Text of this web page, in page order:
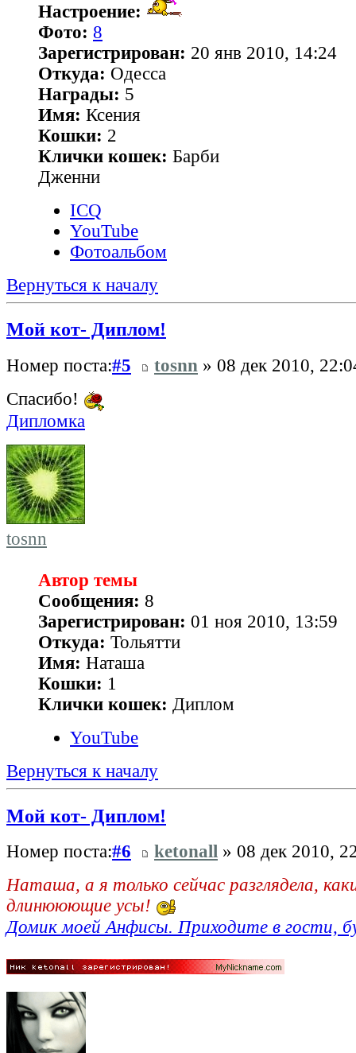
Настроение:
Фото: 8
Зарегистрирован: 20 янв 2010, 14:24
Откуда: Одесса
Награды: 5
Имя: Ксения
Кошки: 2
Клички кошек: Барби
Дженни
ICQ
YouTube
Фотоальбом
Вернуться к началу
Мой кот- Диплом!
Номер поста:#5 tosnn » 08 дек 2010,
Спасибо!
Дипломка
tosnn
Автор темы
Сообщения: 8
Зарегистрирован: 01 ноя 2010, 13:59
Откуда: Тольятти
Имя: Наташа
Кошки: 1
Клички кошек: Диплом
YouTube
Вернуться к началу
Мой кот- Диплом!
Номер поста:#6 ketonall » 08 дек 2010,
Наташа, а я только сейчас разглядела,
длинююющие усы!
Домик моей Анфисы. Приходите в гости,